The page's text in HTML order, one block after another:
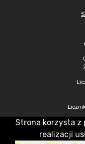
Strona korzysta z
realizacji